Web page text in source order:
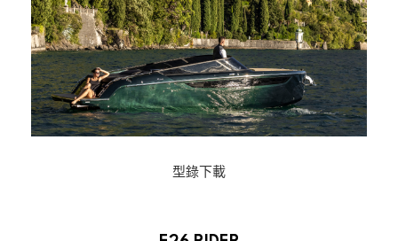
型錄下載